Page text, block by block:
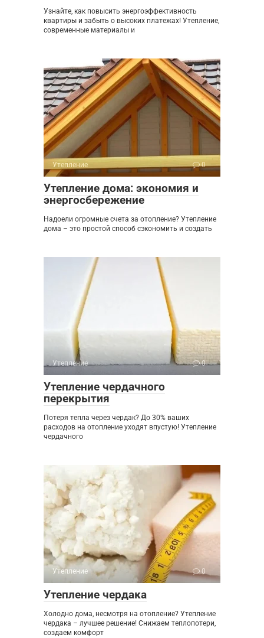
Узнайте, как повысить энергоэффективность
квартиры и забыть о высоких платежах! Утепление,
современные материалы и
Утепление 0
Утепление дома: экономия и
энергосбережение
Надоели огромные счета за отопление? Утепление
дома – это простой способ сэкономить и создать
Утепление 0
Утепление чердачного
перекрытия
Потеря тепла через чердак? До 30% ваших
расходов на отопление уходят впустую! Утепление
чердачного
Утепление 0
Утепление чердака
Холодно дома, несмотря на отопление? Утепление
чердака – лучшее решение! Снижаем теплопотери,
создаем комфорт